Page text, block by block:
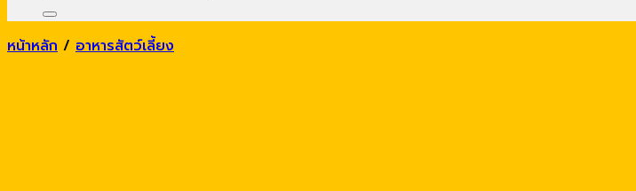
หน้าหลัก / อาหารสัตว์เลี้ยง